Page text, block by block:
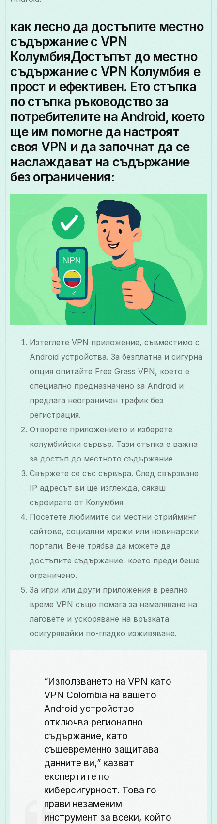
как лесно да достъпите местно
съдържание с VPN
КолумбияДостъпът до местно
съдържание с VPN Колумбия е
прост и ефективен. Ето стъпка
по стъпка ръководство за
потребителите на Android, което
ще им помогне да настроят
своя VPN и да започнат да се
наслаждават на съдържание
без ограничения:
Изтеглете VPN приложение, съвместимо с
Android устройства. За безплатна и сигурна
опция опитайте Free Grass VPN, което е
специално предназначено за Android и
предлага неограничен трафик без
регистрация.
Отворете приложението и изберете
колумбийски сървър. Тази стъпка е важна
за достъп до местното съдържание.
Свържете се със сървъра. След свързване
IP адресът ви ще изглежда, сякаш
сърфирате от Колумбия.
Посетете любимите си местни стрийминг
сайтове, социални мрежи или новинарски
портали. Вече трябва да можете да
достъпите съдържание, което преди беше
ограничено.
За игри или други приложения в реално
време VPN също помага за намаляване на
лаговете и ускоряване на връзката,
осигурявайки по-гладко изживяване.
“Използването на VPN като
VPN Colombia на вашето
Android устройство
отключва регионално
съдържание, като
същевременно защитава
данните ви,” казват
експертите по
киберсигурност. Това го
прави незаменим
инструмент за всеки, който